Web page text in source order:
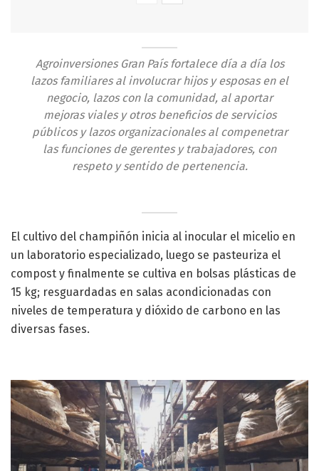
Agroinversiones Gran País fortalece día a día los
lazos familiares al involucrar hijos y esposas en el
negocio, lazos con la comunidad, al aportar
mejoras viales y otros beneficios de servicios
públicos y lazos organizacionales al compenetrar
las funciones de gerentes y trabajadores, con
respeto y sentido de pertenencia.
El cultivo del champiñón inicia al inocular el micelio en
un laboratorio especializado, luego se pasteuriza el
compost y finalmente se cultiva en bolsas plásticas de
15 kg; resguardadas en salas acondicionadas con
niveles de temperatura y dióxido de carbono en las
diversas fases.